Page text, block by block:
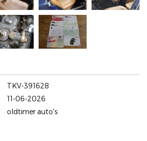
TKV-391628
11-06-2026
oldtimer auto's